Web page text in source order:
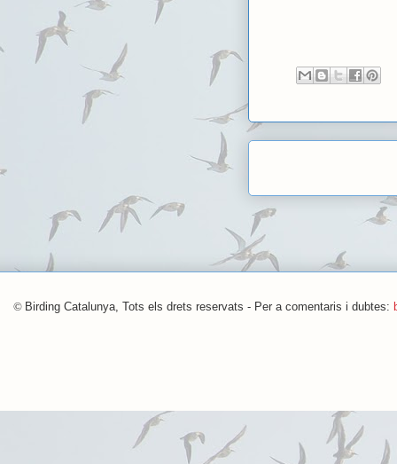
© Birding Catalunya, Tots els drets reservats - Per a comentaris i dubtes: